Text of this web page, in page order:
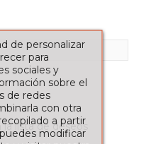
la lista de deseos
de personalizar
para
sociales y
sobre el
de redes
con otra
a partir
modificar